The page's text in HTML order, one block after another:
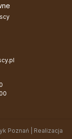
Poznań | Realizacja